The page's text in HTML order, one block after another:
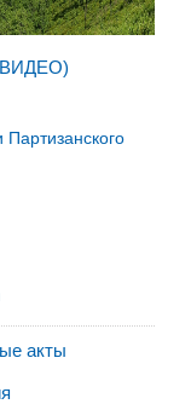
Партизанского
акты